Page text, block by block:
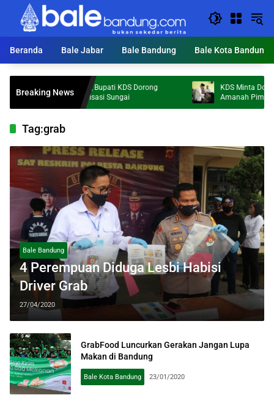
Langsung
konten
Beranda
Bale Jabar Bale Bandung Bale Kota Bandung
Breaking News
Kemarau, Bupati KDS Dorong
Normalisasi Sungai
KDS Minta Doa Anak
Amanah Pimpin
Tag:grab
Bale Bandung
4 Perempuan Diduga Lesbi Habisi
Driver Grab
27/04/2020
GrabFood Luncurkan Gerakan Jangan Lupa
Makan di Bandung
Bale Kota Bandung 23/01/2020